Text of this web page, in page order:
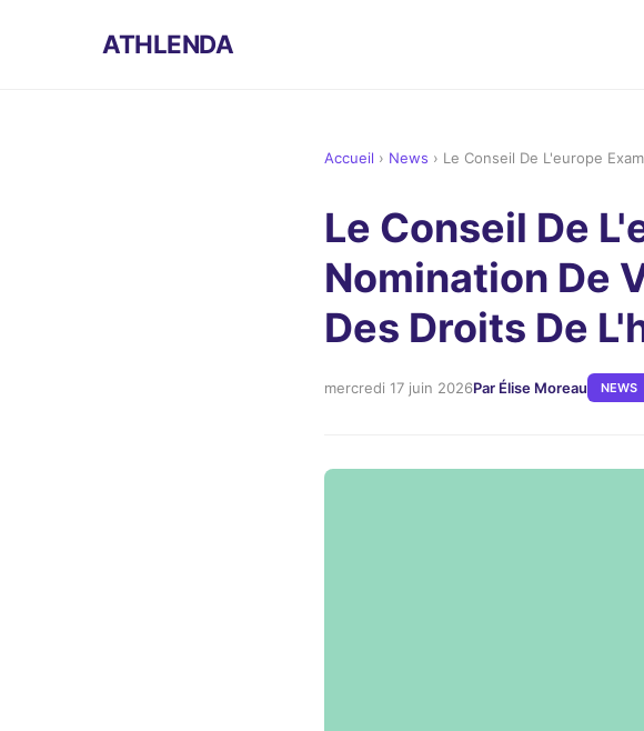
ATHLENDA
Accueil › News › Le Conseil De L'europe
Le Conseil De
Nomination De
Des Droits De
mercredi 17 juin 2026Par Élise Moreau NEWS